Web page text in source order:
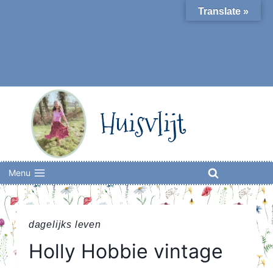
Huisvlijt
Menu
dagelijks leven
Holly Hobbie vintage
Translate »